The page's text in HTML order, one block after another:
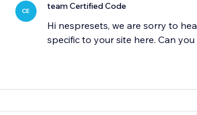
CE team Certified Code
Hi nespresets, we are sorry to
specific to your site here. Can